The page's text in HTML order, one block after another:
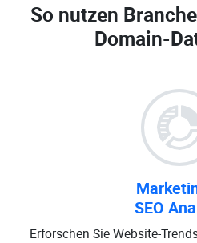
So nutzen
Domain-
SEO
Erforschen Sie Website-